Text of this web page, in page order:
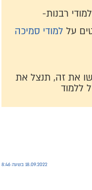
רבנות-
על למודי סמיכה
את זה, תנצל את
ללמוד
18.09.2022 בשעה 8:46